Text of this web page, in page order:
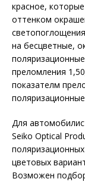
красное,
оттенком
на бесцветные,
преломления
показателм
Для
Seiko Optical
цветовых
Возможен